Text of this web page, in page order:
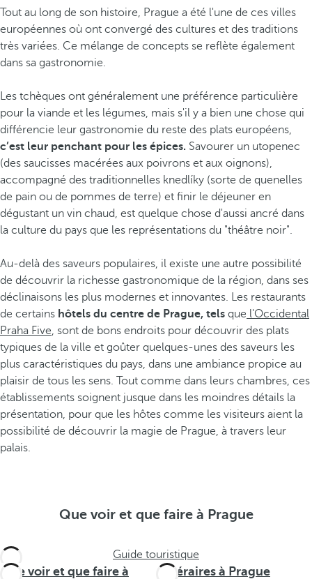
Tout au long de son histoire, Prague a été l'une de ces villes
européennes où ont convergé des cultures et des traditions
très variées. Ce mélange de concepts se reflète également
dans sa gastronomie.
Les tchèques ont généralement une préférence particulière
pour la viande et les légumes, mais s'il y a bien une chose qui
différencie leur gastronomie du reste des plats européens,
c’est leur penchant pour les épices. Savourer un utopenec
(des saucisses macérées aux poivrons et aux oignons),
accompagné des traditionnelles knedlíky (sorte de quenelles
de pain ou de pommes de terre) et finir le déjeuner en
dégustant un vin chaud, est quelque chose d'aussi ancré dans
la culture du pays que les représentations du "théâtre noir".
Au-delà des saveurs populaires, il existe une autre possibilité
de découvrir la richesse gastronomique de la région, dans ses
déclinaisons les plus modernes et innovantes. Les restaurants
de certains hôtels du centre de Prague, tels que l'Occidental
Praha Five, sont de bons endroits pour découvrir des plats
typiques de la ville et goûter quelques-unes des saveurs les
plus caractéristiques du pays, dans une ambiance propice au
plaisir de tous les sens. Tout comme dans leurs chambres, ces
établissements soignent jusque dans les moindres détails la
présentation, pour que les hôtes comme les visiteurs aient la
possibilité de découvrir la magie de Prague, à travers leur
palais.
Que voir et que faire à Prague
Guide touristique
Que voir et que faire à
Itinéraires à Prague